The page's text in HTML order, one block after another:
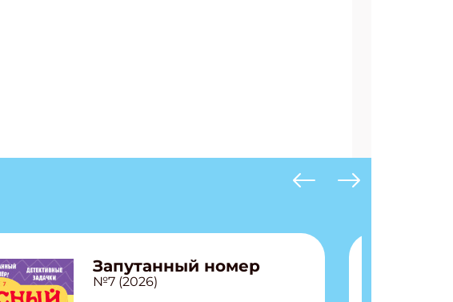
Запутанный номер
№7 (2026)